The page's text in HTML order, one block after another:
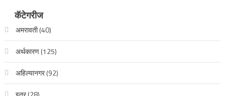
कॅटेगरीज
अमरावती(40)
अर्थकारण(125)
अहिल्यानगर(92)